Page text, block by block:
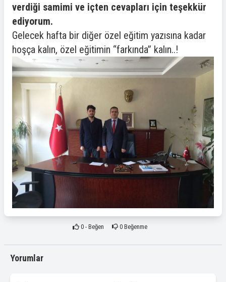
verdiği samimi ve içten cevapları için teşekkür
ediyorum.
Gelecek hafta bir diğer özel eğitim yazısına kadar
hoşça kalın, özel eğitimin “farkında” kalın..!
0- Beğen 0 Beğenme
Yorumlar